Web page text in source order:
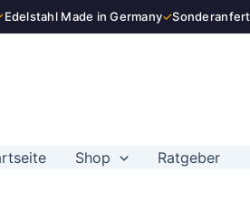
Edelstahl Made in Germany✓
Shop Ratgeber